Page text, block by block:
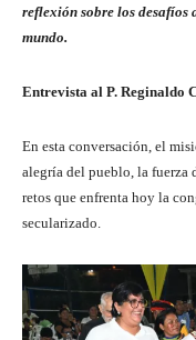
reflexión sobre los desafíos
mundo.
Entrevista al P. Reginaldo
En esta conversación, el
alegría del pueblo, la fuerza
retos que enfrenta hoy la
secularizado.